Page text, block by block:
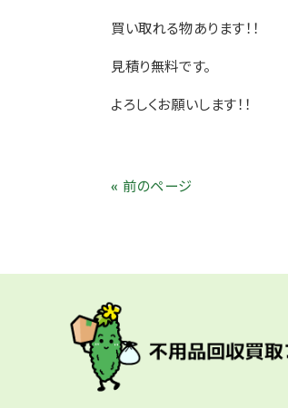
買い取れる物あります！！
見積り無料です。
よろしくお願いします！！
« 前のページ